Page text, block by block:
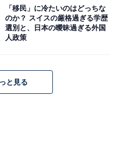
と思ってました」（東京
れました。
です
キング結果を見る
「移民」に冷たいのはどっちな
のか？ スイスの厳格過ぎる学歴
選別と、日本の曖昧過ぎる外国
人政策
と見る